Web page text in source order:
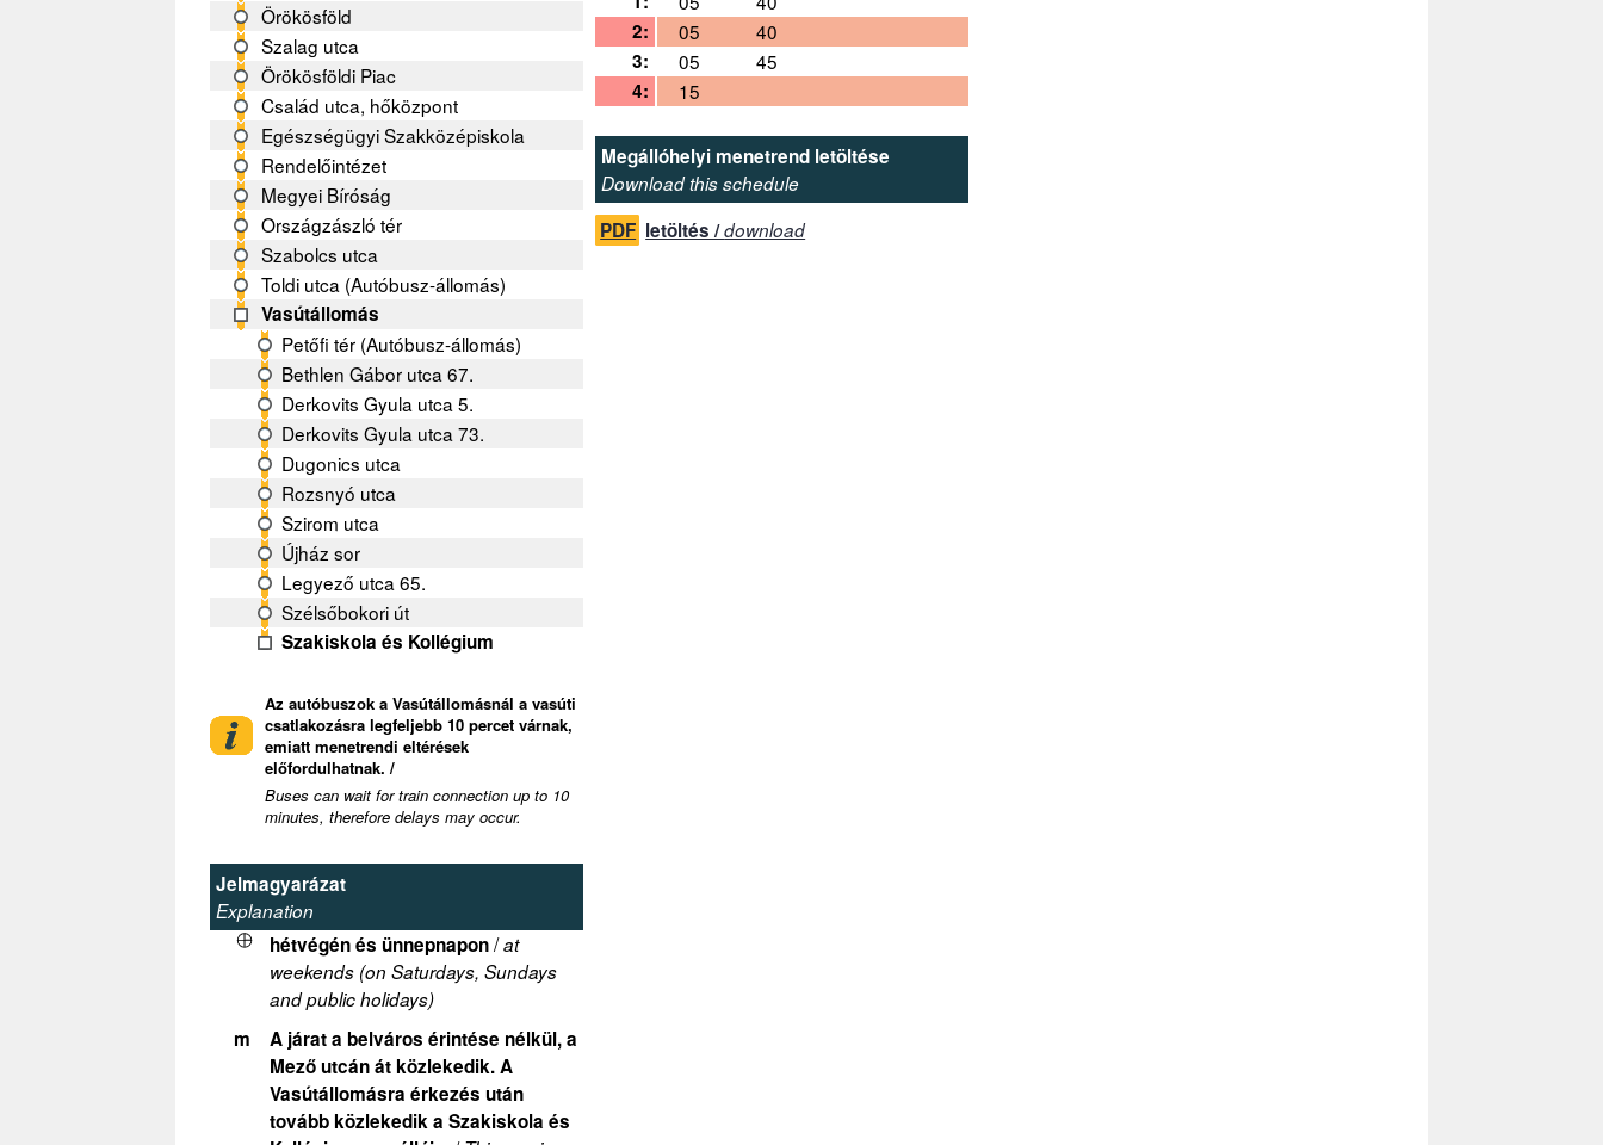
Örökösföld
Szalag utca
Örökösföldi Piac
Család utca, hőközpont
Egészségügyi Szakközépiskola
Rendelőintézet
Megyei Bíróság
Országzászló tér
Szabolcs utca
Toldi utca (Autóbusz-állomás)
Vasútállomás
Petőfi tér (Autóbusz-állomás)
Bethlen Gábor utca 67.
Derkovits Gyula utca 5.
Derkovits Gyula utca 73.
Dugonics utca
Rozsnyó utca
Szirom utca
Újház sor
Legyező utca 65.
Szélsőbokori út
Szakiskola és Kollégium
Az autóbuszok a Vasútállomásnál a vasúti
csatlakozásra legfeljebb 10 percet várnak,
emiatt menetrendi eltérések
előfordulhatnak. /
Buses can wait for train connection up to 10
minutes, therefore delays may occur.
Jelmagyarázat
Explanation
hétvégén és ünnepnapon/at
weekends (on Saturdays, Sundays
and public holidays)
m
A járat a belváros érintése nélkül, a
Mező utcán át közlekedik. A
Vasútállomásra érkezés után
tovább közlekedik a Szakiskola és
2:
05
40
3:
05
45
4:
15
Megállóhelyi menetrend letöltése
Download this schedule
PDF letöltés /download